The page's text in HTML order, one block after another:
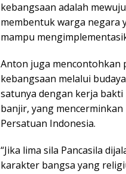
kebangsaan adalah
membentuk warga negara
mampu
Anton juga mencontohkan
kebangsaan melalui
satunya dengan kerja
banjir, yang
Persatuan Indonesia.
“Jika lima sila Pancasila
karakter bangsa yang